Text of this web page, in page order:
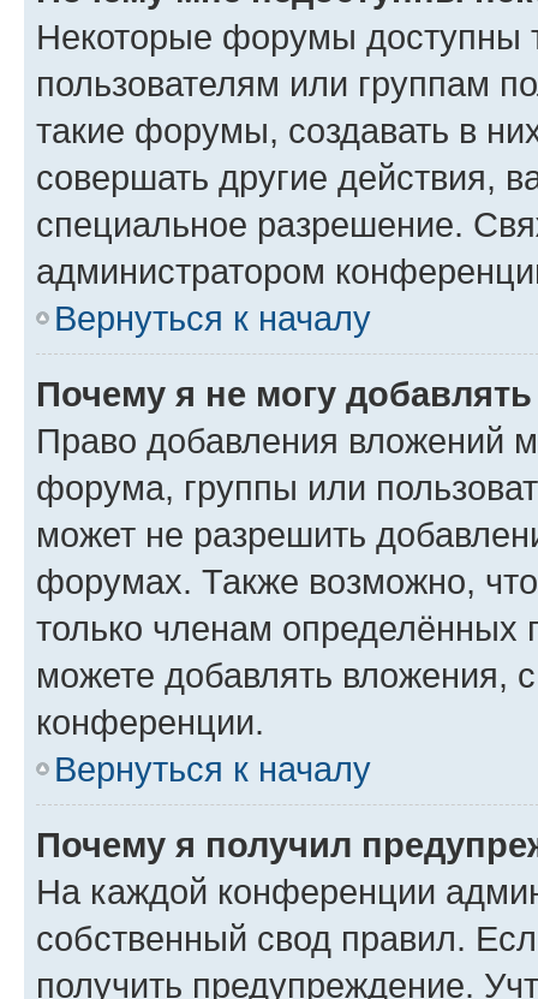
Некоторые форумы доступны
пользователям или группам
такие форумы, создавать в
совершать другие действия,
специальное разрешение.
администратором
Вернуться к началу
Почему я не могу
Право добавления вложений
форума, группы или
может не разрешить
форумах. Также возможно,
только членам определённых
можете добавлять вложения,
конференции.
Вернуться к началу
Почему я получил
На каждой конференции
собственный свод правил.
получить предупреждение.